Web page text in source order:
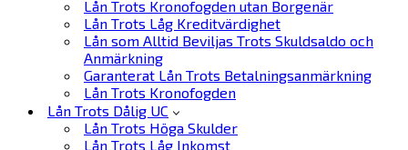
Lån Trots Kronofogden utan Borgenär
Lån Trots Låg Kreditvärdighet
Lån som Alltid Beviljas Trots Skuldsaldo och
Anmärkning
Garanterat Lån Trots Betalningsanmärkning
Lån Trots Kronofogden
Lån Trots Dålig UC
Lån Trots Höga Skulder
Lån Trots Låg Inkomst